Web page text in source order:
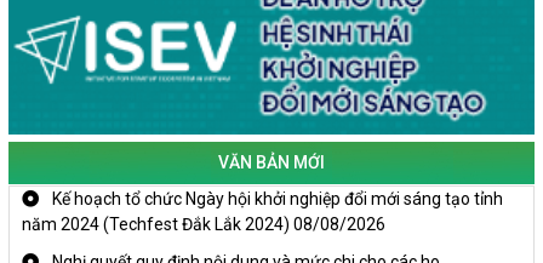
VĂN BẢN MỚI
Kế hoạch tổ chức Ngày hội khởi nghiệp đổi mới sáng tạo tỉnh
năm 2024 (Techfest Đắk Lắk 2024) 08/08/2026